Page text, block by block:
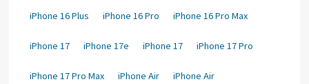
iPhone 16 Plus iPhone 16 Pro iPhone 16 Pro Max
iPhone 17 iPhone 17e iPhone 17 iPhone 17 Pro
iPhone 17 Pro Max iPhone Air iPhone Air